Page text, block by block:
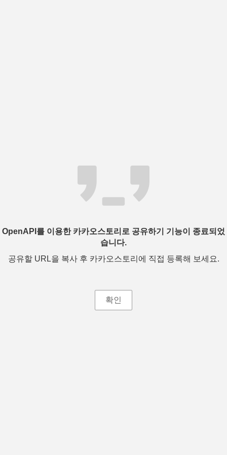
OpenAPI를 이용한 카카오스토리로 공유하기 기능이 종료되었
습니다.
공유할 URL을 복사 후 카카오스토리에 직접 등록해 보세요.
확인